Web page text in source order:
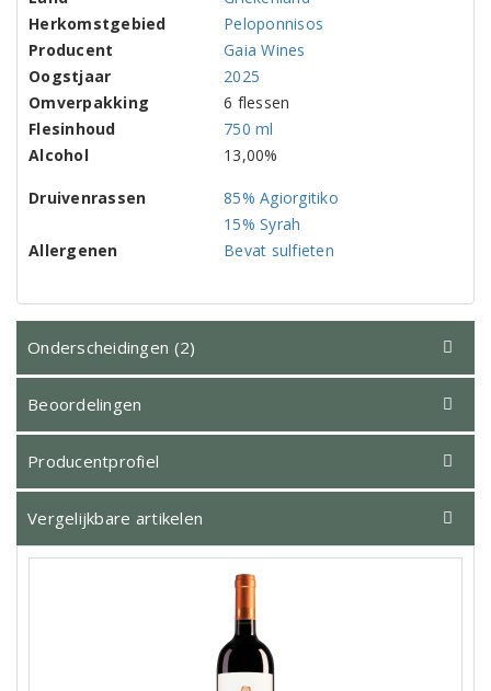
Herkomstgebied
Peloponnisos
Producent
Gaia Wines
Oogstjaar
2025
Omverpakking
6 flessen
Flesinhoud
750 ml
Alcohol
13,00%
Druivenrassen
85% Agiorgitiko
15% Syrah
Allergenen
Bevat sulfieten
Onderscheidingen (2)
Beoordelingen
Producentprofiel
Vergelijkbare artikelen